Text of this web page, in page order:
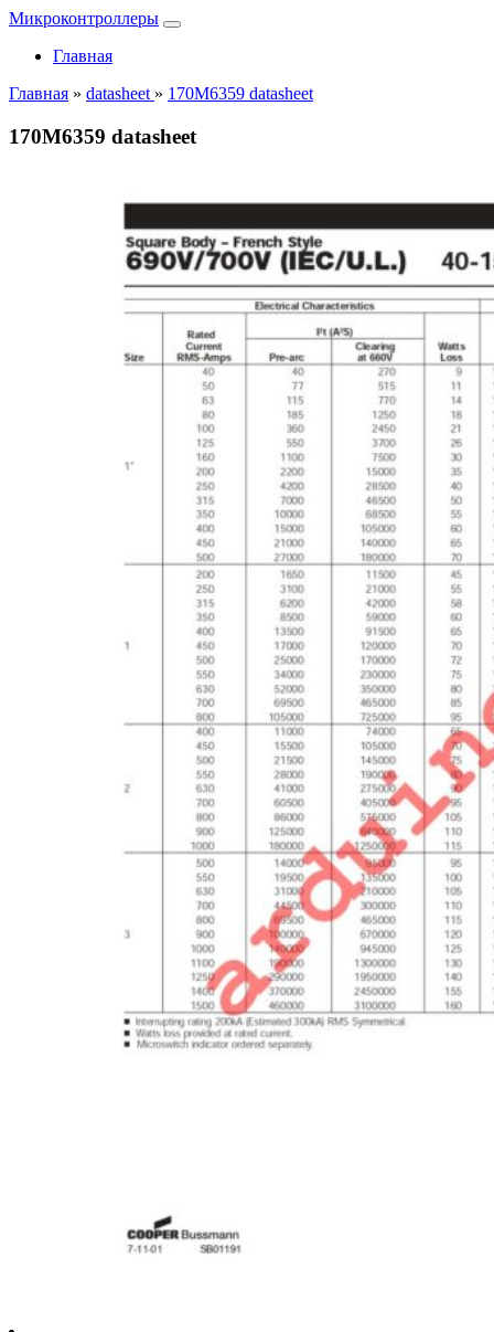
Микроконтроллеры
Главная
Главная » datasheet » 170M6359 datasheet
170M6359 datasheet